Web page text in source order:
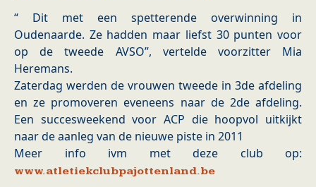
“ Dit met een spetterende overwinning in
Oudenaarde. Ze hadden maar liefst 30 punten voor
op de tweede AVSO”, vertelde voorzitter Mia
Heremans.
Zaterdag werden de vrouwen tweede in 3de afdeling
en ze promoveren eveneens naar de 2de afdeling.
Een succesweekend voor ACP die hoopvol uitkijkt
naar de aanleg van de nieuwe piste in 2011
Meer info ivm met deze club op:
www.atletiekclubpajottenland.be